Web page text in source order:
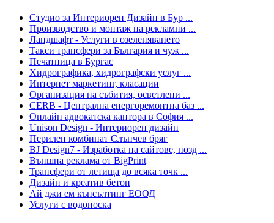
Студио за Интериорен Дизайн в Бур ...
Производство и монтаж на рекламни ...
Ландшафт - Услуги в озеленяването
Такси трансфери за България и чуж ...
Печатница в Бургас
Хидрографика, хидрографски услуг ...
Интернет маркетинг, класации
Организация на събития, осветлени ...
CERB - Централна енергоремонтна баз ...
Онлайн адвокатска кантора в София ...
Unison Design - Интериорен дизайн
Перилен комбинат Слънчев бряг
BJ Design7 - Изработка на сайтове, позд ...
Външна реклама от BigPrint
Трансфери от летища до всяка точк ...
Дизайн и креатив бетон
Ай джи ем кънсълтинг ЕООД
Услуги с водоноска